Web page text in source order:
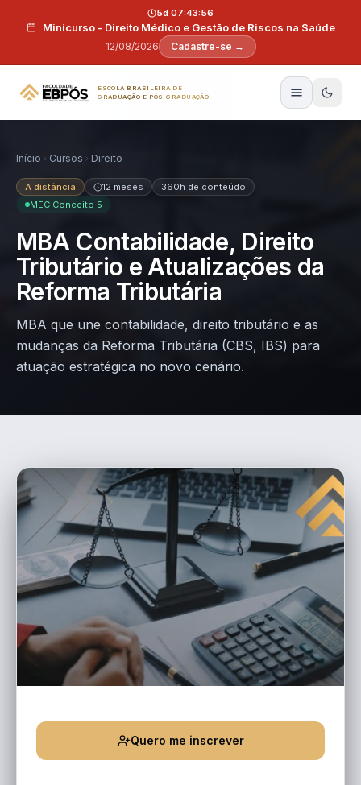
Minicurso - Direito Médico e Gestão de Riscos na Saúde
12/08/2026
5d 07:43:55
Cadastre-se →
ESCOLA BRASILEIRA DE
GRADUAÇÃO E PÓS-GRADUAÇÃO
Início Cursos Direito
A distância 12 meses
360h de conteúdo
MEC Conceito 5
MBA Contabilidade, Direito
Tributário e Atualizações da
Reforma Tributária
MBA que une contabilidade, direito tributário e as
mudanças da Reforma Tributária (CBS, IBS) para
atuação estratégica no novo cenário.
Quero me inscrever